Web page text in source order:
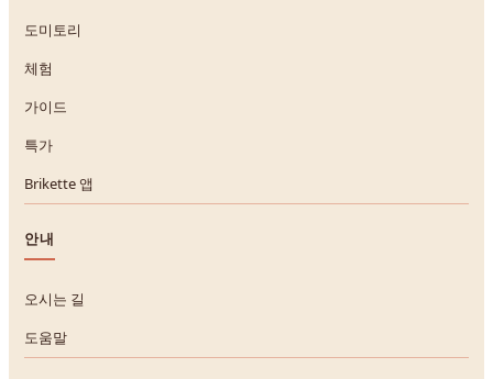
도미토리
체험
가이드
특가
Brikette 앱
안내
오시는 길
도움말